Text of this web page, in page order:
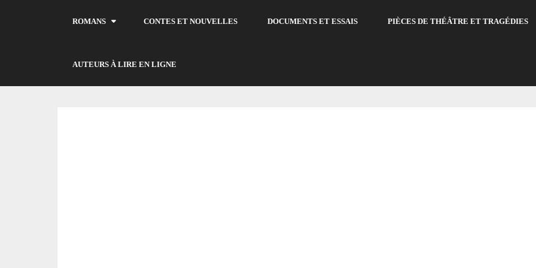
ROMANS CONTES ET NOUVELLES DOCUMENTS ET ESSAIS PIÈCES DE THÉÂTRE ET TRAGÉDIES
AUTEURS À LIRE EN LIGNE